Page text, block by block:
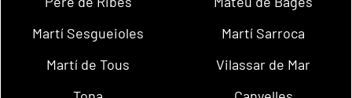
Martí Sesgueioles
Martí Sarroca
Martí de Tous
Vilassar de Mar